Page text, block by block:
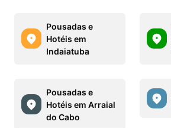
Pousadas e
Hotéis em
Indaiatuba
Pousadas e
Hotéis em Arraial
do Cabo